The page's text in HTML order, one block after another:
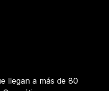
llegan a más de 80